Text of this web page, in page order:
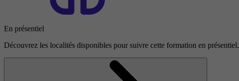
En présentiel
Découvrez les localités disponibles pour suivre cette formation en présentiel.